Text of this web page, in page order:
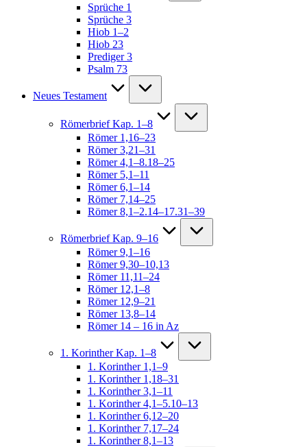
Sprüche 1
Sprüche 3
Hiob 1–2
Hiob 23
Prediger 3
Psalm 73
Neues Testament
Römerbrief Kap. 1–8
Römer 1,16–23
Römer 3,21–31
Römer 4,1–8.18–25
Römer 5,1–11
Römer 6,1–14
Römer 7,14–25
Römer 8,1–2.14–17.31–39
Römerbrief Kap. 9–16
Römer 9,1–16
Römer 9,30–10,13
Römer 11,11–24
Römer 12,1–8
Römer 12,9–21
Römer 13,8–14
Römer 14 – 16 in Az
1. Korinther Kap. 1–8
1. Korinther 1,1–9
1. Korinther 1,18–31
1. Korinther 3,1–11
1. Korinther 4,1–5.10–13
1. Korinther 6,12–20
1. Korinther 7,17–24
1. Korinther 8,1–13